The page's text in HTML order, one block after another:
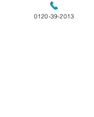
すべて表示
0120-39-2013